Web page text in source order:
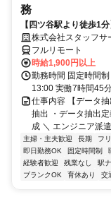
務
【四ツ谷駅より徒歩1
以上◎ 来社不要のカ
株式会社スタッフ
フルリモート
時給1,900円以上
勤務時間 固定時間
13:00 実働7時間45
仕事内容 【データ
抽出 ・データ抽出
成 ＼ エンジニア派
主婦・主夫歓迎 長期 フ
即日勤務OK
固定時間制
経験者歓迎
残業なし 駅
ブランクOK
育休あり 交